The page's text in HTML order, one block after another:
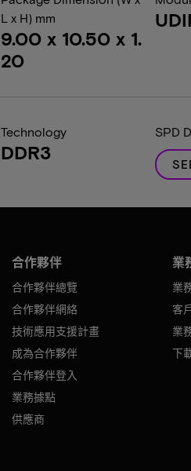
L x H) mm
9.00 x 10.50 x 1.
20
Technology
DDR3
SPD
合作夥伴
合作夥伴總覽
合作夥伴網絡
技術應用支援計畫
成為合作夥伴
合作夥伴登入
業務據點
供應商
業
業
客
業
下